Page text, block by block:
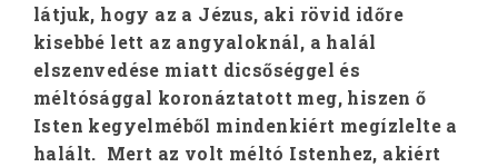
látjuk, hogy az a Jézus, aki rövid időre
kisebbé lett az angyaloknál, a halál
elszenvedése miatt dicsőséggel és
méltósággal koronáztatott meg, hiszen ő
Isten kegyelméből mindenkiért megízlelte a
halált. Mert az volt méltó Istenhez, akiért